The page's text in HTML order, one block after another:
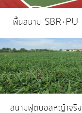
พื้นสนาม SBR+PU
สนามฟุตบอลหญ้าจริง